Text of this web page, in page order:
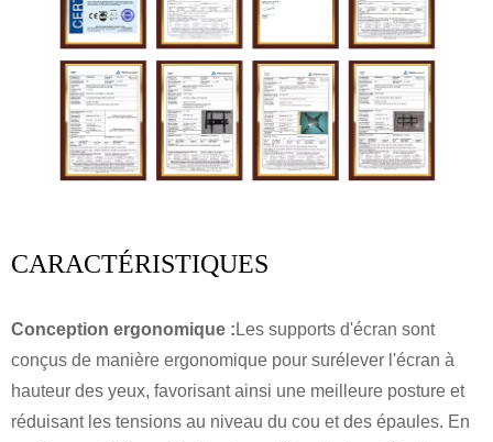
CARACTÉRISTIQUES
Conception ergonomique : Les supports d'écran sont
conçus de manière ergonomique pour surélever l'écran à
hauteur des yeux, favorisant ainsi une meilleure posture et
réduisant les tensions au niveau du cou et des épaules. En